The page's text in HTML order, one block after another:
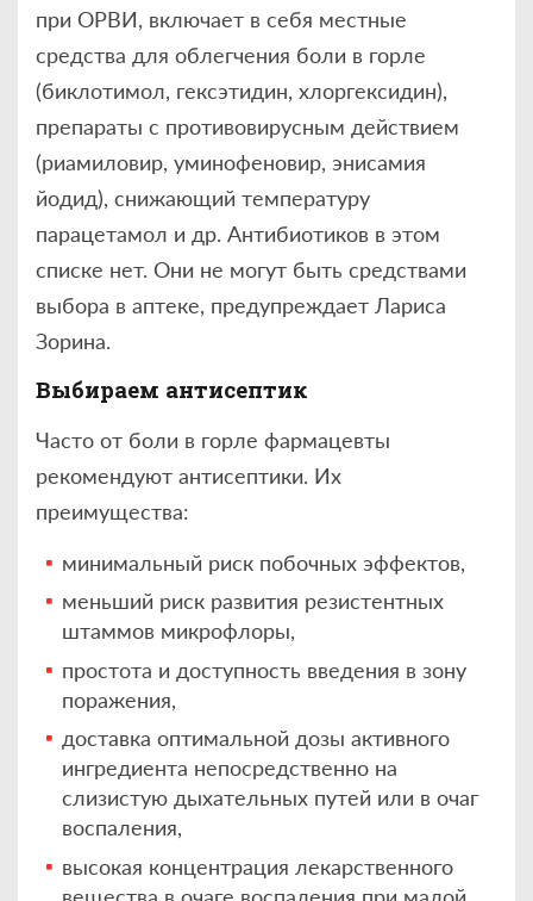
при ОРВИ, включает в себя местные
средства для облегчения боли в горле
(биклотимол, гексэтидин, хлоргексидин),
препараты с противовирусным действием
(риамиловир, уминофеновир, энисамия
йодид), снижающий температуру
парацетамол и др. Антибиотиков в этом
списке нет. Они не могут быть средствами
выбора в аптеке, предупреждает Лариса
Зорина.
Выбираем антисептик
Часто от боли в горле фармацевты
рекомендуют антисептики. Их
преимущества:
минимальный риск побочных эффектов,
меньший риск развития резистентных
штаммов микрофлоры,
простота и доступность введения в зону
поражения,
доставка оптимальной дозы активного
ингредиента непосредственно на
слизистую дыхательных путей или в очаг
воспаления,
высокая концентрация лекарственного
вещества в очаге воспаления при малой